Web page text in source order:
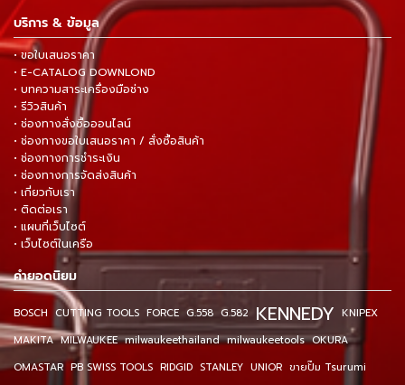
บริการ & ข้อมูล
• ขอใบเสนอราคา
• E-CATALOG DOWNLOND
• บทความสาระเครื่องมือช่าง
• รีวิวสินค้า
• ช่องทางสั่งซื้อออนไลน์
• ช่องทางขอใบเสนอราคา / สั่งซื้อสินค้า
• ช่องทางการชำระเงิน
• ช่องทางการจัดส่งสินค้า
• เกี่ยวกับเรา
• ติดต่อเรา
• แผนที่เว็บไซต์
• เว็บไซต์ในเครือ
คำยอดนิยม
BOSCH CUTTING TOOLS FORCE G.558 G.582 KENNEDY KNIPEX
MAKITA MILWAUKEE milwaukeethailand milwaukeetools OKURA
OMASTAR PB SWISS TOOLS RIDGID STANLEY UNIOR ขายปั๊ม Tsurumi